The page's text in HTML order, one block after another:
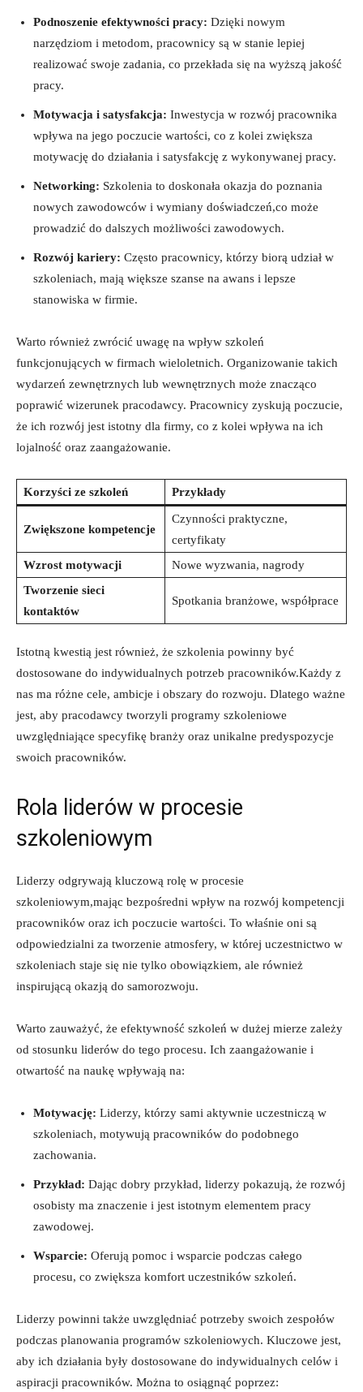
Podnoszenie efektywności pracy: Dzięki nowym
narzędziom i metodom, pracownicy są w stanie lepiej
realizować swoje zadania, co przekłada się na wyższą jakość
pracy.
Motywacja i satysfakcja: Inwestycja w rozwój pracownika
wpływa na jego poczucie wartości, co z kolei zwiększa
motywację do działania i satysfakcję z wykonywanej pracy.
Networking: Szkolenia to doskonała okazja do poznania
nowych zawodowców i wymiany doświadczeń,co może
prowadzić do dalszych możliwości zawodowych.
Rozwój kariery: Często pracownicy, którzy biorą udział w
szkoleniach, mają większe szanse na awans i lepsze
stanowiska w firmie.
Warto również zwrócić uwagę na wpływ szkoleń
funkcjonujących w firmach wieloletnich. Organizowanie takich
wydarzeń zewnętrznych lub wewnętrznych może znacząco
poprawić wizerunek pracodawcy. Pracownicy zyskują poczucie,
że ich rozwój jest istotny dla firmy, co z kolei wpływa na ich
lojalność oraz zaangażowanie.
Korzyści ze szkoleń Przykłady
Zwiększone kompetencje
Czynności praktyczne,
certyfikaty
Wzrost motywacji
Nowe wyzwania, nagrody
Tworzenie sieci
kontaktów
Spotkania branżowe, współprace
Istotną kwestią jest również, że szkolenia powinny być
dostosowane do indywidualnych potrzeb pracowników.Każdy z
nas ma różne cele, ambicje i obszary do rozwoju. Dlatego ważne
jest, aby pracodawcy tworzyli programy szkoleniowe
uwzględniające specyfikę branży oraz unikalne predyspozycje
swoich pracowników.
Rola liderów w procesie
szkoleniowym
Liderzy odgrywają kluczową rolę w procesie
szkoleniowym,mając bezpośredni wpływ na rozwój kompetencji
pracowników oraz ich poczucie wartości. To właśnie oni są
odpowiedzialni za tworzenie atmosfery, w której uczestnictwo w
szkoleniach staje się nie tylko obowiązkiem, ale również
inspirującą okazją do samorozwoju.
Warto zauważyć, że efektywność szkoleń w dużej mierze zależy
od stosunku liderów do tego procesu. Ich zaangażowanie i
otwartość na naukę wpływają na:
Motywację: Liderzy, którzy sami aktywnie uczestniczą w
szkoleniach, motywują pracowników do podobnego
zachowania.
Przykład: Dając dobry przykład, liderzy pokazują, że rozwój
osobisty ma znaczenie i jest istotnym elementem pracy
zawodowej.
Wsparcie: Oferują pomoc i wsparcie podczas całego
procesu, co zwiększa komfort uczestników szkoleń.
Liderzy powinni także uwzględniać potrzeby swoich zespołów
podczas planowania programów szkoleniowych. Kluczowe jest,
aby ich działania były dostosowane do indywidualnych celów i
aspiracji pracowników. Można to osiągnąć poprzez: